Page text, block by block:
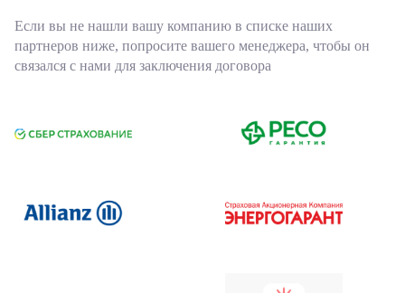
Если вы не нашли вашу компанию в списке наших
партнеров ниже, попросите вашего менеджера, чтобы он
связался с нами для заключения договора